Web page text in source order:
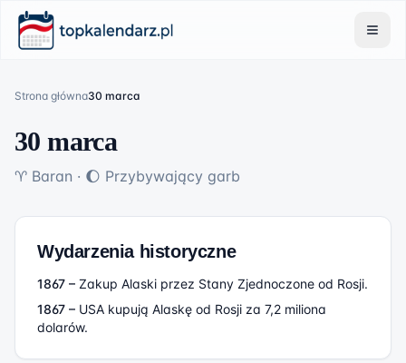
Strona główna30 marca
30 marca
♈ Baran · 🌔 Przybywający garb
Wydarzenia historyczne
1867 – Zakup Alaski przez Stany Zjednoczone od Rosji.
1867 – USA kupują Alaskę od Rosji za 7,2 miliona
dolarów.